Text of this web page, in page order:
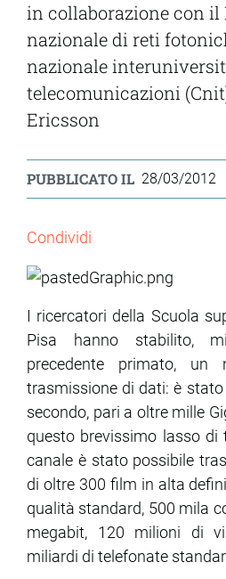
in collaborazione con il
nazionale di reti
nazionale
telecomunicazioni
Ericsson
PUBBLICATO IL 28/03/2012
Condividi
I ricercatori della Scuola
Pisa hanno stabilito,
precedente primato, un
trasmissione di dati: è stato
secondo, pari a oltre mille
questo brevissimo lasso
canale è stato possibile
di oltre 300 film in alta
qualità standard, 500 mila
megabit, 120 milioni di
miliardi di telefonate